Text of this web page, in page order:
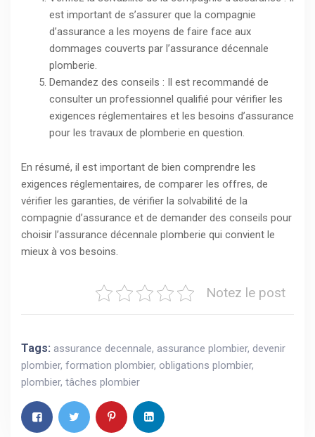
est important de s’assurer que la compagnie
d’assurance a les moyens de faire face aux
dommages couverts par l’assurance décennale
plomberie.
Demandez des conseils : Il est recommandé de
consulter un professionnel qualifié pour vérifier les
exigences réglementaires et les besoins d’assurance
pour les travaux de plomberie en question.
En résumé, il est important de bien comprendre les
exigences réglementaires, de comparer les offres, de
vérifier les garanties, de vérifier la solvabilité de la
compagnie d’assurance et de demander des conseils pour
choisir l’assurance décennale plomberie qui convient le
mieux à vos besoins.
Notez le post
Tags: assurance decennale, assurance plombier, devenir
plombier, formation plombier, obligations plombier,
plombier, tâches plombier